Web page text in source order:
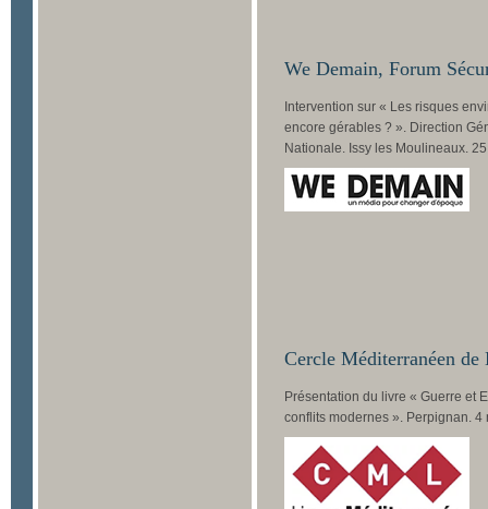
We Demain, Forum
Intervention sur « Les risques
encore gérables ? ». Direction
Nationale. Issy les Moulineaux.
Cercle Méditerranéen
Présentation du livre « Guerre et
conflits modernes ». Perpignan. 4